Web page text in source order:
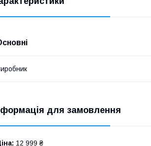
для замовлення
12 999 ₴